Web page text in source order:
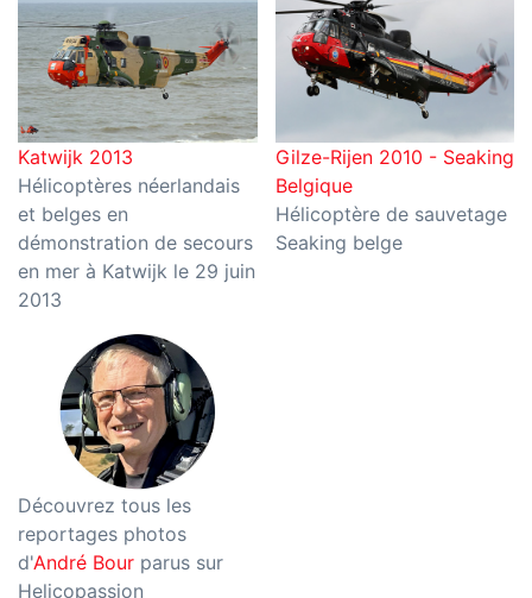
Katwijk 2013
Hélicoptères néerlandais
et belges en
démonstration de secours
en mer à Katwijk le 29 juin
2013
Gilze-Rijen 2010 - Seaking
Belgique
Hélicoptère de sauvetage
Seaking belge
Découvrez tous les
reportages photos
d'André Bour parus sur
Helicopassion